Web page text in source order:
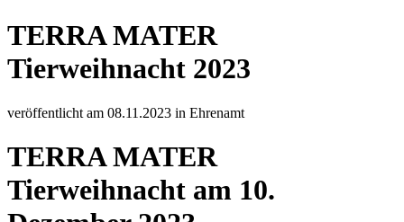
TERRA MATER
Tierweihnacht 2023
veröffentlicht am 08.11.2023 in Ehrenamt
TERRA MATER
Tierweihnacht am 10.